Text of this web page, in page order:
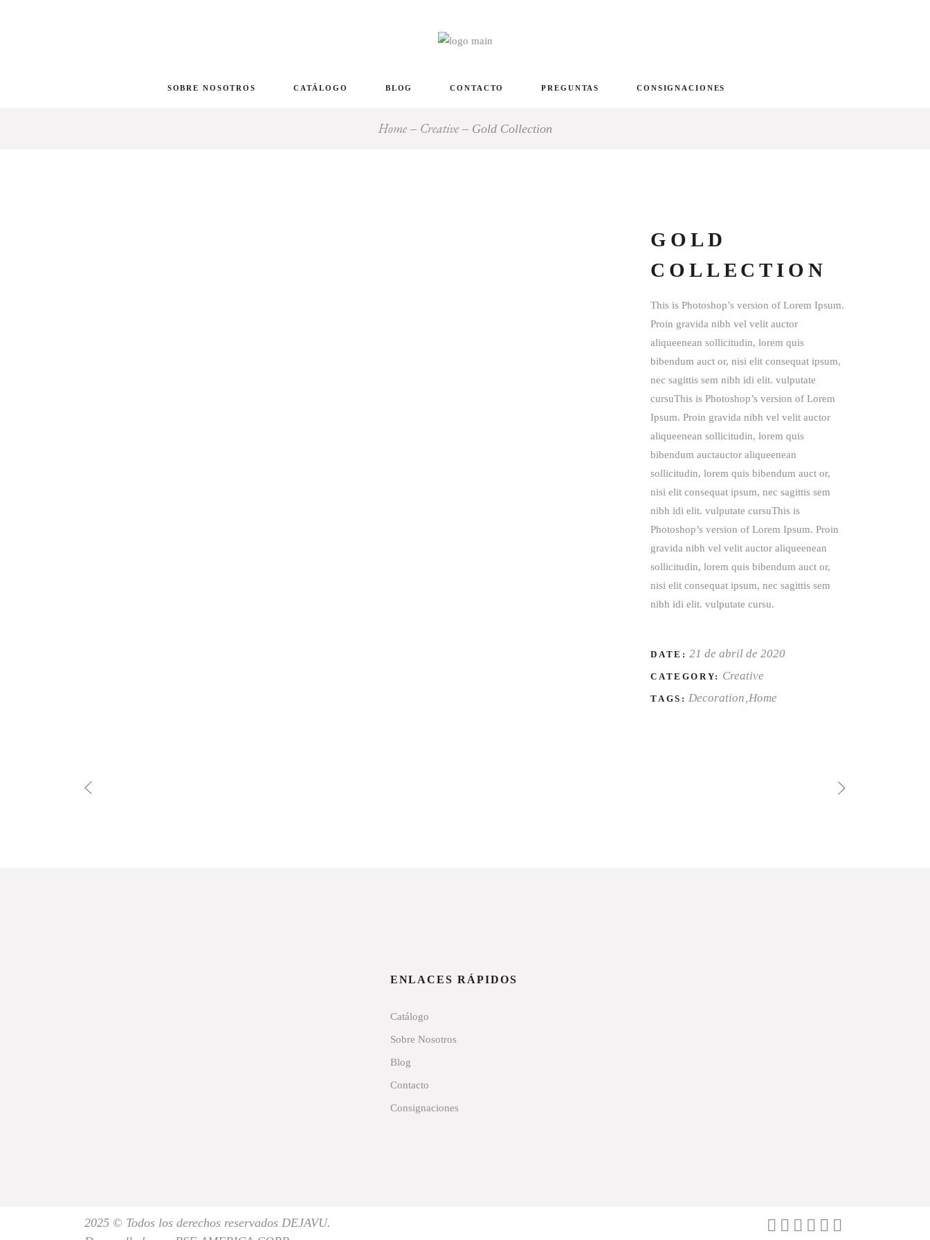
SOBRE NOSOTROS CATÁLOGO BLOG CONTACTO PREGUNTAS CONSIGNACIONES
Home Creative Gold Collection
GOLD
COLLECTION
This is Photoshop’s version of Lorem Ipsum.
Proin gravida nibh vel velit auctor
aliqueenean sollicitudin, lorem quis
bibendum auct or, nisi elit consequat ipsum,
nec sagittis sem nibh idi elit. vulputate
cursuThis is Photoshop’s version of Lorem
Ipsum. Proin gravida nibh vel velit auctor
aliqueenean sollicitudin, lorem quis
bibendum auctauctor aliqueenean
sollicitudin, lorem quis bibendum auct or,
nisi elit consequat ipsum, nec sagittis sem
nibh idi elit. vulputate cursuThis is
Photoshop’s version of Lorem Ipsum. Proin
gravida nibh vel velit auctor aliqueenean
sollicitudin, lorem quis bibendum auct or,
nisi elit consequat ipsum, nec sagittis sem
nibh idi elit. vulputate cursu.
DATE: 21 de abril de 2020
CATEGORY: Creative
TAGS: DecorationHome
ENLACES RÁPIDOS
Catálogo
Sobre Nosotros
Blog
Contacto
Consignaciones
2025 © Todos los derechos reservados DEJAVU.